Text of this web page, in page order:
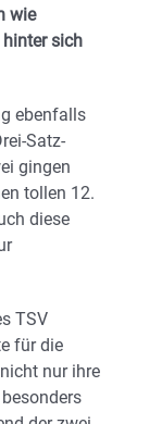
wie
sich
ebenfalls
Satz-
gingen
tollen 12.
diese
TSV
für die
nur ihre